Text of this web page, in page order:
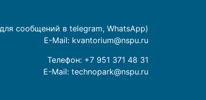
сообщений в telegram, WhatsApp)
E-Mail: kvantorium@nspu.ru
Телефон: +7 951 371 48 31
E-Mail: technopark@nspu.ru